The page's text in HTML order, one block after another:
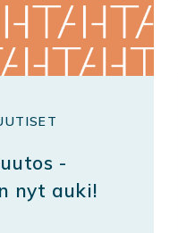
-
nyt auki!